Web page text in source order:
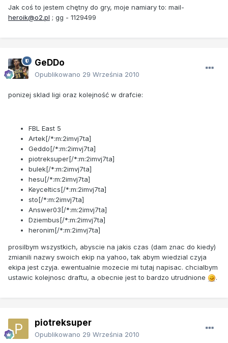
Jak coś to jestem chętny do gry, moje namiary to: mail-
heroik@o2.pl ; gg - 1129499
GeDDo
Opublikowano 29 Września 2010
ponizej sklad ligi oraz kolejność w drafcie:
FBL East 5
Artek[/*:m:2imvj7ta]
Geddo[/*:m:2imvj7ta]
piotreksuper[/*:m:2imvj7ta]
bulek[/*:m:2imvj7ta]
hesu[/*:m:2imvj7ta]
Keyceltics[/*:m:2imvj7ta]
sto[/*:m:2imvj7ta]
Answer03[/*:m:2imvj7ta]
Dziembus[/*:m:2imvj7ta]
heronim[/*:m:2imvj7ta]
prosilbym wszystkich, abyscie na jakis czas (dam znac do kiedy)
zmianili nazwy swoich ekip na yahoo, tak abym wiedzial czyja
ekipa jest czyja. ewentualnie mozecie mi tutaj napisac. chcialbym
ustawic kolejnosc draftu, a obecnie jest to bardzo utrudnione
.
piotreksuper
Opublikowano 29 Września 2010